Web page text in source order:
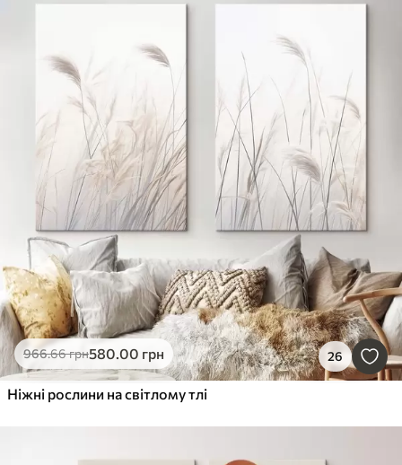
966.66грн580.00 грн 26
Ніжні рослини на світлому тлі